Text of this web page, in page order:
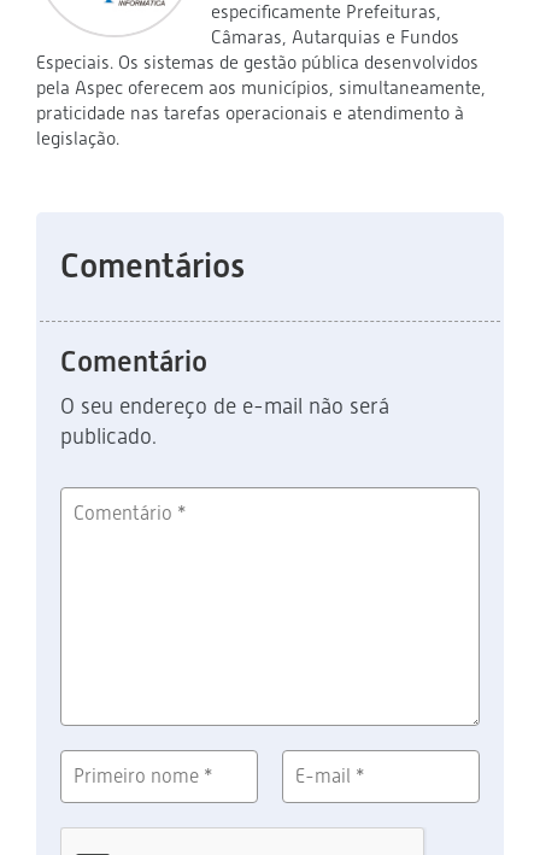
especificamente Prefeituras,
Câmaras, Autarquias e Fundos
Especiais. Os sistemas de gestão pública desenvolvidos
pela Aspec oferecem aos municípios, simultaneamente,
praticidade nas tarefas operacionais e atendimento à
legislação.
Comentários
Comentário
O seu endereço de e-mail não será
publicado.